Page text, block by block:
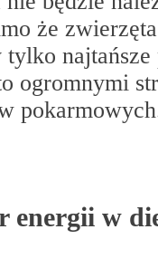
że
tylko najtańsze
ogromnymi
energii w